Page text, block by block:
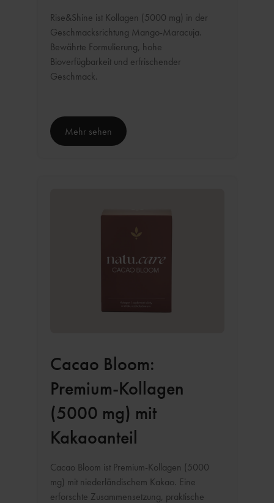
Rise&Shine ist Kollagen (5000 mg) in der
Geschmacksrichtung Mango-Maracuja.
Bewährte Formulierung, hohe
Bioverfügbarkeit und erfrischender
Geschmack.
Mehr sehen
Cacao Bloom:
Premium-Kollagen
(5000 mg) mit
Kakaoanteil
Cacao Bloom ist Premium-Kollagen (5000
mg) mit niederländischem Kakao. Eine
erforschte Zusammensetzung, praktische